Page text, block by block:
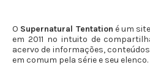
O Supernatural Tentation é um
em 2011 no intuito de
acervo de informações,
em comum pela série e seu elenco.